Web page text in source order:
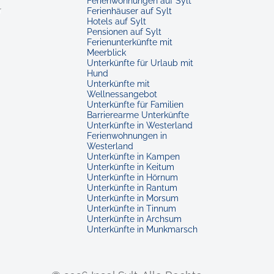
Ferienhäuser auf Sylt
Hotels auf Sylt
Pensionen auf Sylt
Ferienunterkünfte mit
Meerblick
Unterkünfte für Urlaub mit
Hund
Unterkünfte mit
Wellnessangebot
Unterkünfte für Familien
Barrierearme Unterkünfte
Unterkünfte in Westerland
Ferienwohnungen in
Westerland
Unterkünfte in Kampen
Unterkünfte in Keitum
Unterkünfte in Hörnum
Unterkünfte in Rantum
Unterkünfte in Morsum
Unterkünfte in Tinnum
Unterkünfte in Archsum
Unterkünfte in Munkmarsch